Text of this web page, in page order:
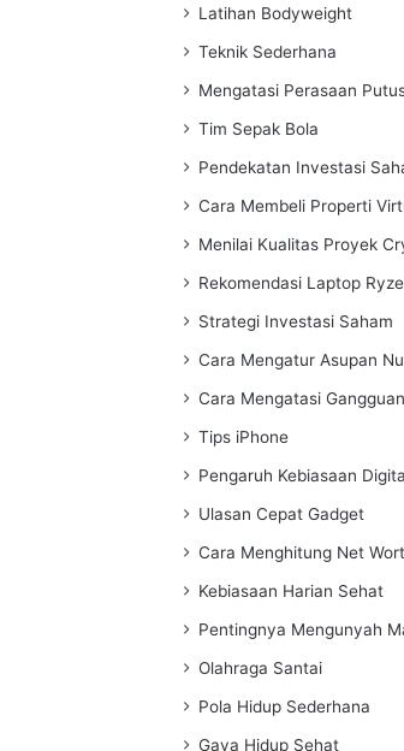
Latihan Bodyweight
Teknik Sederhana
Mengatasi Perasaan
Tim Sepak Bola
Pendekatan Investasi
Cara Membeli Properti
Menilai Kualitas Proyek
Rekomendasi Laptop
Strategi Investasi Saham
Cara Mengatur Asupan
Cara Mengatasi
Tips iPhone
Pengaruh Kebiasaan
Ulasan Cepat Gadget
Cara Menghitung Net
Kebiasaan Harian Sehat
Pentingnya Mengunyah
Olahraga Santai
Pola Hidup Sederhana
Gaya Hidup Sehat